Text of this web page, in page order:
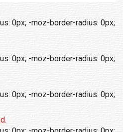
0px; -moz-border-radius: 0px;
0px; -moz-border-radius: 0px;
0px; -moz-border-radius: 0px;